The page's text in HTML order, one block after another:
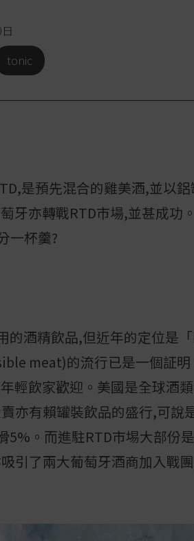
tonic
是預先混合的雞美酒,並以
牙亦轉戰RTD市場,並甚成功
一杯羹?
的酒精飲品,但近年的定位是
meat)的流行已是一個証明
輕飲家歡迎。美國是全球酒
亦有賴罐裝飲品的盛行,可說
5%。而進駐RTD市埸大部份
引了兩大葡萄牙酒商加入戰